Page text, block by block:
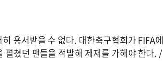
용서받을 수 없다. 대한축구협회가 FIFA에
쳤던 팬들을 적발해 제재를 가해야 한다. /